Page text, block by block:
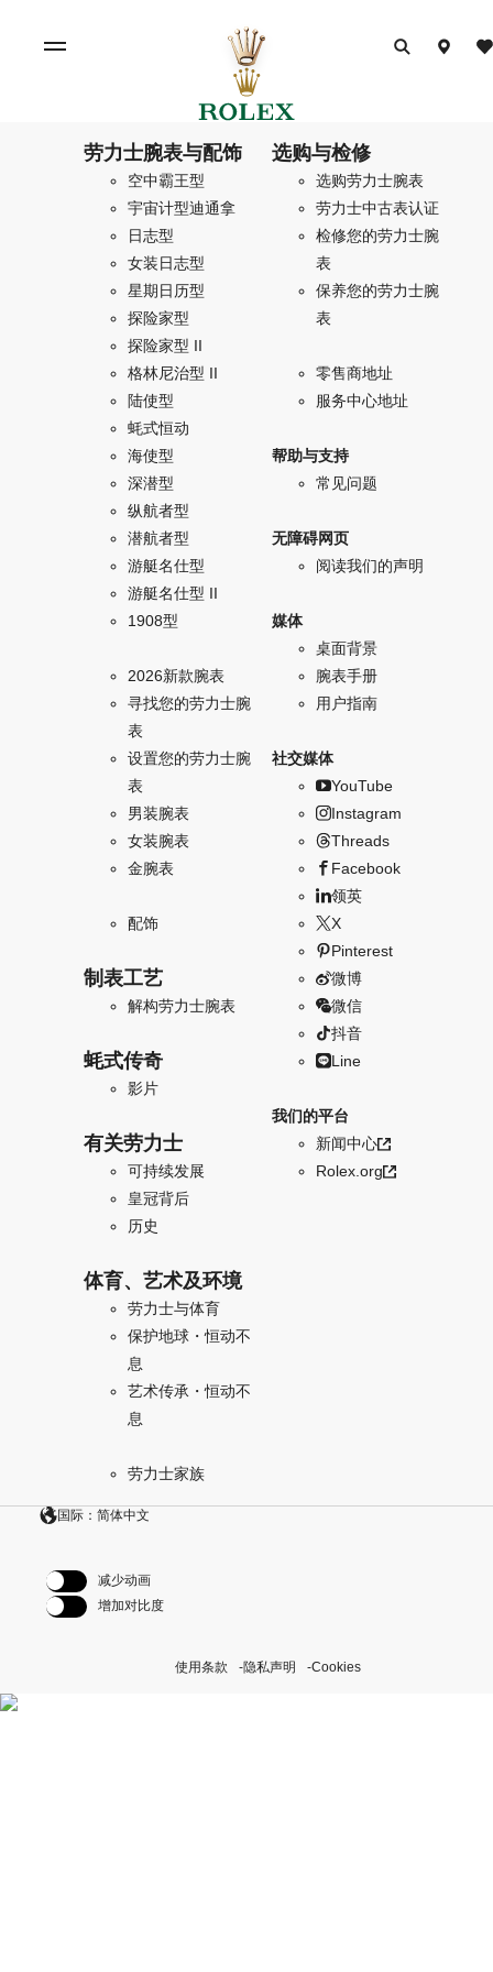
劳力士腕表与配饰
空中霸王型
宇宙计型迪通拿
日志型
女装日志型
星期日历型
探险家型
探险家型 II
格林尼治型 II
陆使型
蚝式恒动
海使型
深潜型
纵航者型
潜航者型
游艇名仕型
游艇名仕型 II
1908型
2026新款腕表
寻找您的劳力士腕
表
设置您的劳力士腕
表
男装腕表
女装腕表
金腕表
配饰
制表工艺
解构劳力士腕表
蚝式传奇
影片
有关劳力士
可持续发展
皇冠背后
历史
体育、艺术及环境
劳力士与体育
保护地球・恒动不
息
艺术传承・恒动不
息
劳力士家族
选购与检修
选购劳力士腕表
劳力士中古表认证
检修您的劳力士腕
表
保养您的劳力士腕
表
零售商地址
服务中心地址
帮助与支持
常见问题
无障碍网页
阅读我们的声明
媒体
桌面背景
腕表手册
用户指南
社交媒体
YouTube
Instagram
Threads
Facebook
领英
X
Pinterest
微博
微信
抖音
Line
我们的平台
新闻中心
Rolex.org
国际：简体中文
减少动画
增加对比度
使用条款 隐私声明 Cookies